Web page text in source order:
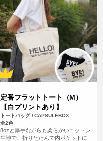
定番フラットトート（M）
【白プリントあり】
トートバッグ / CAPSULEBOX
全2色
8ozと厚手ながらも柔らかいコットン
生地で、折りたたんで内ポケットに